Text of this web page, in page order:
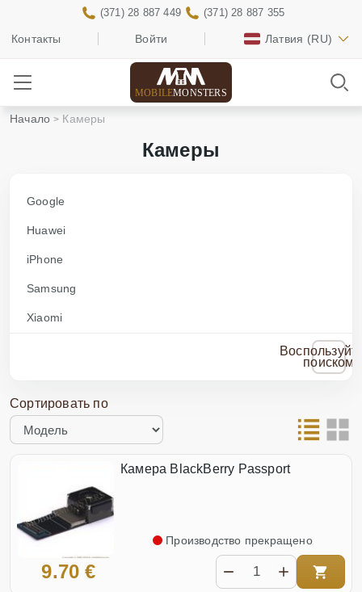
Контакты Войти Латвия (RU)
(371) 28 887 449 (371) 28 887 355
MOBILEMONSTERS
Начало Камеры
Камеры
Google
Huawei
iPhone
Samsung
Xiaomi
поиском
Сортировать по
Камера BlackBerry Passport
9.70 €
Производство прекращено